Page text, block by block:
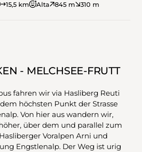
15,5 km Alta 845 m 310 m
- MELCHSEE-FRUTT
fahren wir via Hasliberg Reuti
höchsten Punkt der Strasse
Von hier aus wandern wir,
über dem und parallel zum
Voralpen Arni und
Engstlenalp. Der Weg ist urig